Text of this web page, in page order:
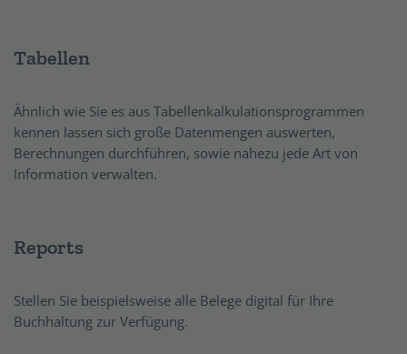
Tabellen
Ähnlich wie Sie es aus Tabellenkalkulationsprogrammen
kennen lassen sich große Datenmengen auswerten,
Berechnungen durchführen, sowie nahezu jede Art von
Information verwalten.
Reports
Stellen Sie beispielsweise alle Belege digital für Ihre
Buchhaltung zur Verfügung.